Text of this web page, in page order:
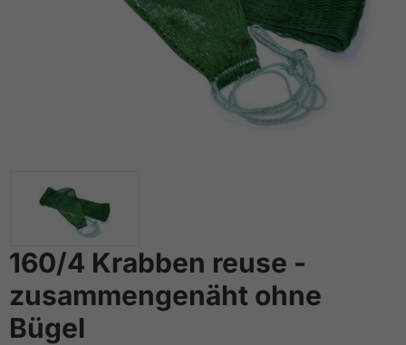
160/4 Krabben reuse -
zusammengenäht ohne
Bügel